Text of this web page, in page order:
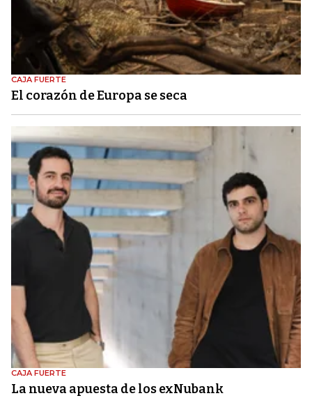
CAJA FUERTE
El corazón de Europa se seca
CAJA FUERTE
La nueva apuesta de los exNubank